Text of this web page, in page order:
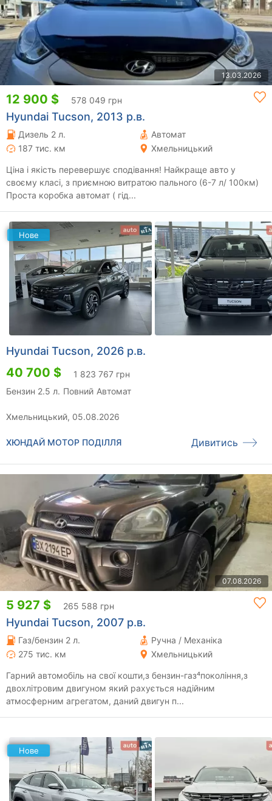
13.03.2026
12 900 $ 578 049 грн
Hyundai Tucson, 2013 р.в.
Дизель 2 л.
Автомат
187 тис. км
Хмельницький
Ціна і якість перевершує сподівання! Найкраще авто у
своєму класі, з приємною витратою пального (6-7 л/ 100км)
Проста коробка автомат ( гід...
Нове
Hyundai Tucson, 2026 р.в.
40 700 $
1 823 767 грн
Бензин 2.5 л. Повний Автомат
Хмельницький, 05.08.2026
ХЮНДАЙ МОТОР ПОДІЛЛЯ Дивитись
07.08.2026
5 927 $ 265 588 грн
Hyundai Tucson, 2007 р.в.
Газ/бензин 2 л.
Ручна / Механіка
275 тис. км
Хмельницький
Гарний автомобіль на свої кошти,з бензин-газ⁴покоління,з
двохлітровим двигуном який рахується надійним
атмосферним агрегатом, даний двигун п...
Нове